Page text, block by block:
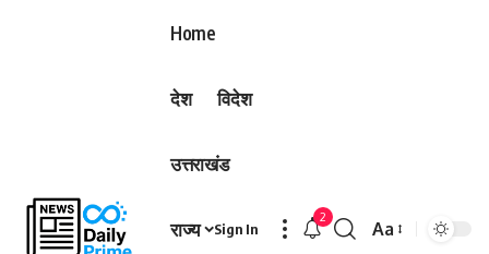
Home
देश विदेश
उत्तराखंड
राज्य Sign In
2
Font
Aa